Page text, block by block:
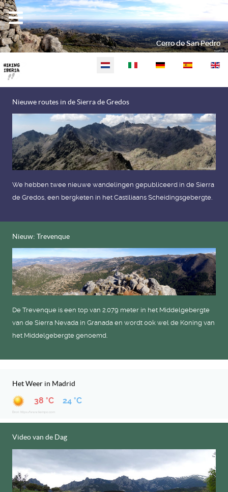
Cerro de San Pedro
Selecteer de taal
Nieuwe routes in de Sierra de Gredos
We hebben twee nieuwe wandelingen gepubliceerd in de Sierra
de Gredos, een bergketen in het Castiliaans Scheidingsgebergte.
Nieuw: Trevenque
De Trevenque is een top van 2.079 meter in het Middelgebergte
van de Sierra Nevada in Granada en wordt ook wel de Koning van
het Middelgebergte genoemd.
Het Weer in Madrid
38 °C 24 °C
Bron: https://www.tiempo.com
Video van de Dag